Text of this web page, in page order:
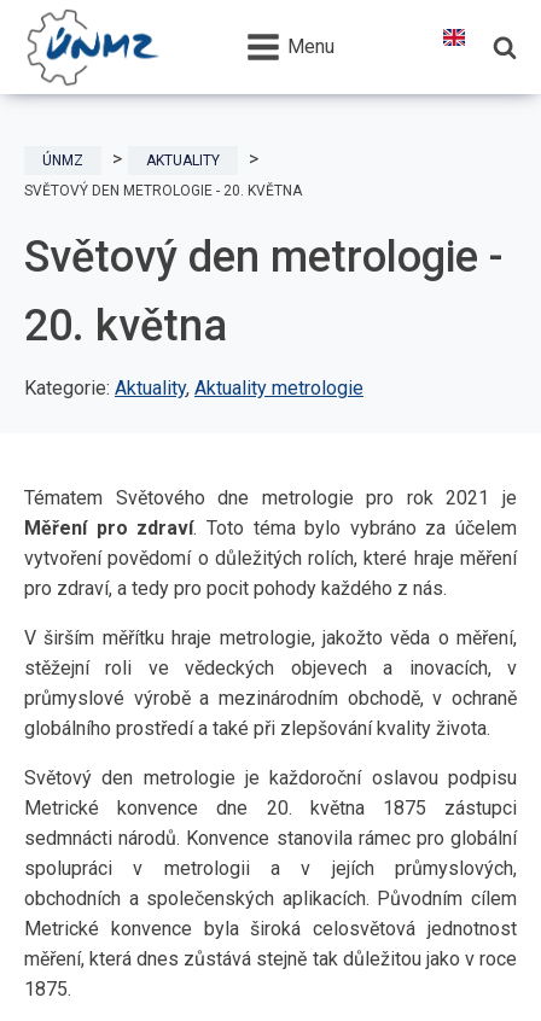
Menu
ÚNMZ
AKTUALITY
SVĚTOVÝ DEN METROLOGIE - 20. KVĚTNA
Světový den metrologie -
20. května
Kategorie: Aktuality, Aktuality metrologie
Tématem Světového dne metrologie pro rok 2021 je
Měření pro zdraví. Toto téma bylo vybráno za účelem
vytvoření povědomí o důležitých rolích, které hraje měření
pro zdraví, a tedy pro pocit pohody každého z nás.
V širším měřítku hraje metrologie, jakožto věda o měření,
stěžejní roli ve vědeckých objevech a inovacích, v
průmyslové výrobě a mezinárodním obchodě, v ochraně
globálního prostředí a také při zlepšování kvality života.
Světový den metrologie je každoroční oslavou podpisu
Metrické konvence dne 20. května 1875 zástupci
sedmnácti národů. Konvence stanovila rámec pro globální
spolupráci v metrologii a v jejích průmyslových,
obchodních a společenských aplikacích. Původním cílem
Metrické konvence byla široká celosvětová jednotnost
měření, která dnes zůstává stejně tak důležitou jako v roce
1875.